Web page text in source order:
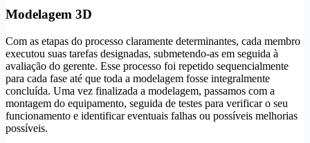
Modelagem 3D
Com as etapas do processo claramente determinantes, cada membro
executou suas tarefas designadas, submetendo-as em seguida à
avaliação do gerente. Esse processo foi repetido sequencialmente
para cada fase até que toda a modelagem fosse integralmente
concluída. Uma vez finalizada a modelagem, passamos com a
montagem do equipamento, seguida de testes para verificar o seu
funcionamento e identificar eventuais falhas ou possíveis melhorias
possíveis.